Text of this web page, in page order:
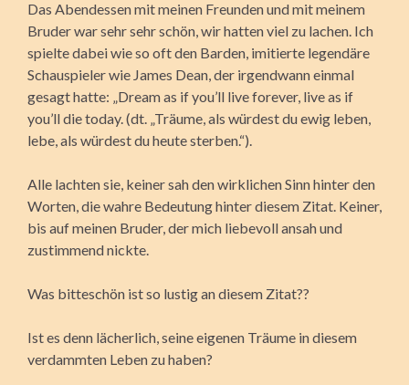
Das Abendessen mit meinen Freunden und mit meinem
Bruder war sehr sehr schön, wir hatten viel zu lachen. Ich
spielte dabei wie so oft den Barden, imitierte legendäre
Schauspieler wie James Dean, der irgendwann einmal
gesagt hatte: „Dream as if you’ll live forever, live as if
you’ll die today. (dt. „Träume, als würdest du ewig leben,
lebe, als würdest du heute sterben.“).
Alle lachten sie, keiner sah den wirklichen Sinn hinter den
Worten, die wahre Bedeutung hinter diesem Zitat. Keiner,
bis auf meinen Bruder, der mich liebevoll ansah und
zustimmend nickte.
Was bitteschön ist so lustig an diesem Zitat??
Ist es denn lächerlich, seine eigenen Träume in diesem
verdammten Leben zu haben?